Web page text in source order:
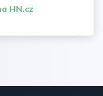
HN.cz